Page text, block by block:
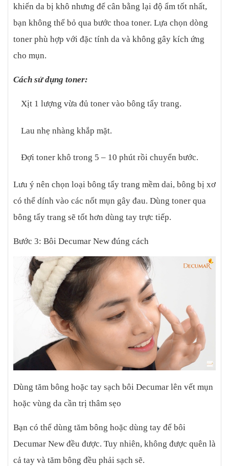
khiến da bị khô nhưng để cân bằng lại độ ẩm tốt nhất,
bạn không thể bỏ qua bước thoa toner. Lựa chọn dòng
toner phù hợp với đặc tính da và không gây kích ứng
cho mụn.
Cách sử dụng toner:
Xịt 1 lượng vừa đủ toner vào bông tẩy trang.
Lau nhẹ nhàng khắp mặt.
Đợi toner khô trong 5 – 10 phút rồi chuyển bước.
Lưu ý nên chọn loại bông tẩy trang mềm dai, bông bị xơ
có thể dính vào các nốt mụn gây đau. Dùng toner qua
bông tẩy trang sẽ tốt hơn dùng tay trực tiếp.
Bước 3: Bôi Decumar New đúng cách
Dùng tăm bông hoặc tay sạch bôi Decumar lên vết mụn
hoặc vùng da cần trị thâm sẹo
Bạn có thể dùng tăm bông hoặc dùng tay để bôi
Decumar New đều được. Tuy nhiên, không được quên là
cả tay và tăm bông đều phải sạch sẽ.